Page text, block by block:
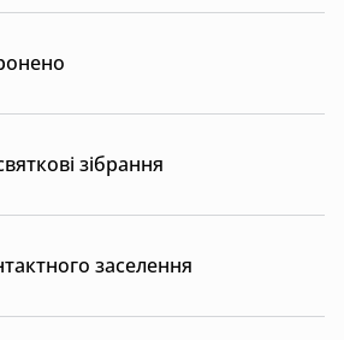
зібрання
заселення